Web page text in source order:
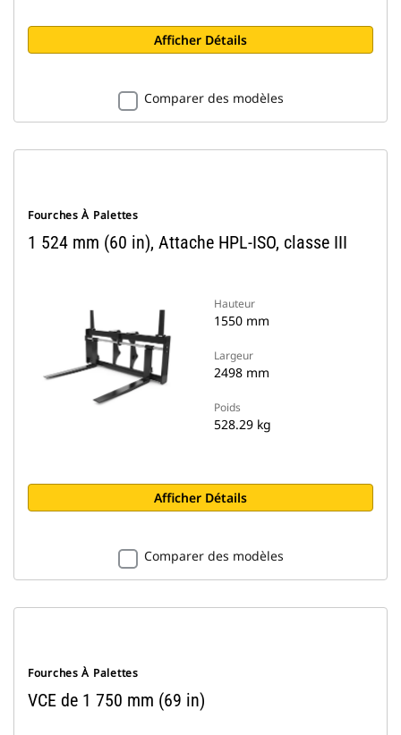
Afficher Détails
Comparer des modèles
Fourches À Palettes
1 524 mm (60 in), Attache HPL-ISO, classe III
Hauteur
1550 mm
Largeur
2498 mm
Poids
528.29 kg
Afficher Détails
Comparer des modèles
Fourches À Palettes
VCE de 1 750 mm (69 in)